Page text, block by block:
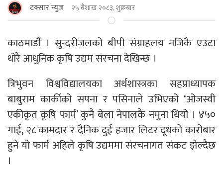
टक्सार न्युज २५ बैशाख २०८३, शुक्रबार
काठमाडौं । सुन्दरीजलको बीपी संग्राहलय नजिकै एउटा
थोरै आधुनिक कृषि उद्यम संरचना देखिन्छ ।
त्रिभुवन विश्वविद्यालयका अर्थशास्त्रका सहप्राध्यापक
बाबुराम कार्कीको सपना र पसिनाले उभिएको ‘ओजस्वी
एकीकृत कृषि फार्म’ कुनै बेला नेपालकै नमुना थियो । ४५०
गाई, २८ कामदार र दैनिक दुई हजार लिटर दूधको कारोबार
हुने यो फार्म अहिले कृषि उद्यममा संरचनागत संकट झेल्दैछ
।